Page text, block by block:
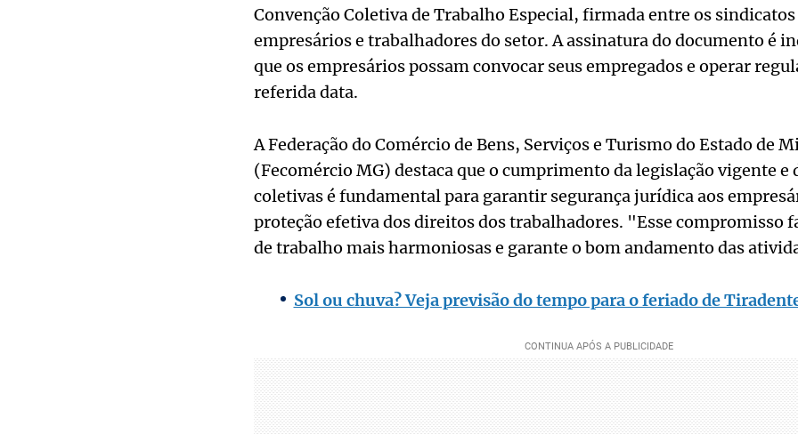
Convenção Coletiva de Trabalho Especial, firmada entre os
empresários e trabalhadores do setor. A assinatura do documento é
que os empresários possam convocar seus empregados e operar
referida data.
A Federação do Comércio de Bens, Serviços e Turismo do Estado de
(Fecomércio MG) destaca que o cumprimento da legislação vigente e
coletivas é fundamental para garantir segurança jurídica aos
proteção efetiva dos direitos dos trabalhadores. "Esse compromisso
de trabalho mais harmoniosas e garante o bom andamento das
Sol ou chuva? Veja previsão do tempo para o feriado de